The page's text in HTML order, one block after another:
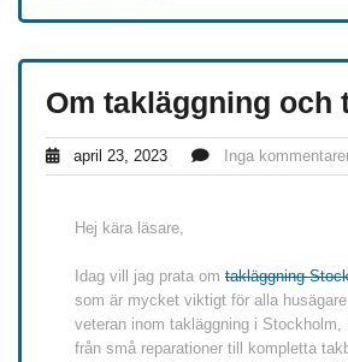
Om takläggning och
april 23, 2023 Inga
Hej kära läsare,
Idag vill jag prata om takläggning
som är mycket viktigt för alla
veteran inom takläggning i Stockholm,
från små reparationer till kompletta